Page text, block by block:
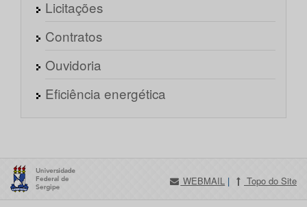
Licitações
Contratos
Ouvidoria
Eficiência energética
WEBMAIL | Topo do Site